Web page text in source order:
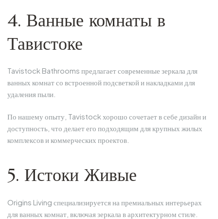
4. Ванные комнаты в
Тавистоке
Tavistock Bathrooms предлагает современные зеркала для
ванных комнат со встроенной подсветкой и накладками для
удаления пыли.
По нашему опыту, Tavistock хорошо сочетает в себе дизайн и
доступность, что делает его подходящим для крупных жилых
комплексов и коммерческих проектов.
5. Истоки Живые
Origins Living специализируется на премиальных интерьерах
для ванных комнат, включая зеркала в архитектурном стиле.